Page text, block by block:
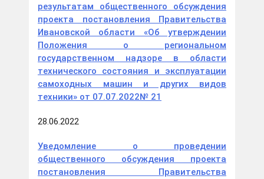
результатам общественного обсуждения
проекта постановления Правительства
Ивановской области «Об утверждении
Положения о региональном
государственном надзоре в области
технического состояния и эксплуатации
самоходных машин и других видов
техники» от 07.07.2022№ 21
28.06.2022
Уведомление о проведении
общественного обсуждения проекта
постановления Правительства